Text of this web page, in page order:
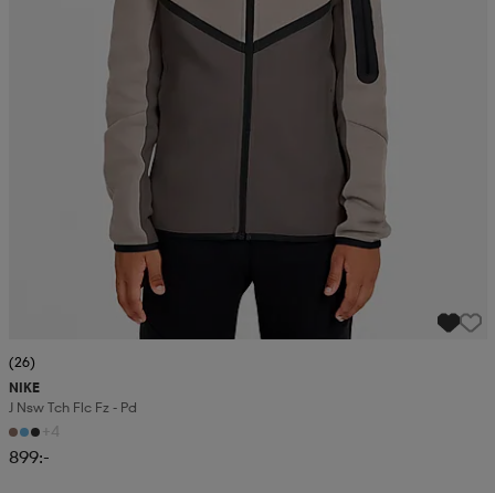
(26)
NIKE
J Nsw Tch Flc Fz - Pd
+4
899:-